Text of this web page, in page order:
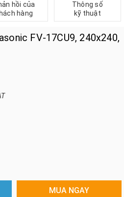
hồi của
hàng
Thông số
kỹ thuật
FV-17CU9, 240x240,
MUA NGAY